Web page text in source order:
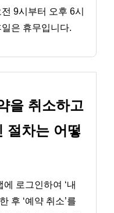
9시부터 오후 6시
은 휴무입니다.
을 취소하고
절차는 어떻
로그인하여 ‘내
후 ‘예약 취소’를